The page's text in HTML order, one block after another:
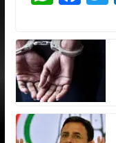
at
s
A
p
p
e
b
o
k